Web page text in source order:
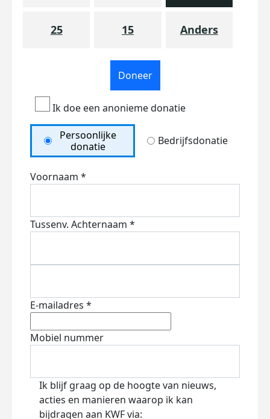
25 15 Anders
Doneer
Ik doe een anonieme donatie
Persoonlijke
donatie
Bedrijfsdonatie
Voornaam *
Tussenv. Achternaam *
E-mailadres *
Mobiel nummer
Ik blijf graag op de hoogte van nieuws,
acties en manieren waarop ik kan
bijdragen aan KWF via: